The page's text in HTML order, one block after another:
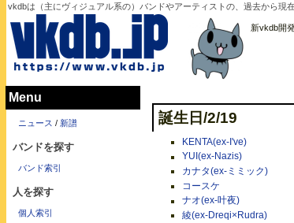
vkdbは（主にヴィジュアル系の）バンドやアーティストの、過去から現
新vkdb開
誕生日/2/19
KENTA(ex-I've)
YUI(ex-Nazis)
カナタ(ex-ミミック)
コースケ
ナオ(ex-叶夜)
綾(ex-Dreqi×Rudra)
Menu
ニュース / 新譜
バンドを探す
バンド索引
人を探す
個人索引